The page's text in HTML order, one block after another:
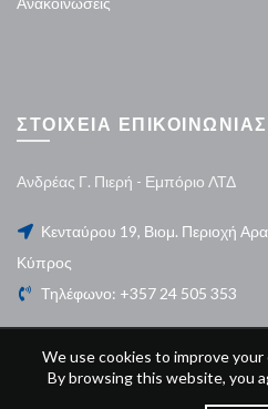
ΣΤΟΙΧΕΙΑ ΕΠΙΚΟΙΝΩΝΙΑΣ
Ανδρέας Γ. Πιερή - Εμπόριο ΛΤΔ
Κενταύρου 19, Βιομ. Περιοχή
Κύπρος
Τηλέφωνο: +357 24 505 353
We use cookies to improve
By browsing this website, you